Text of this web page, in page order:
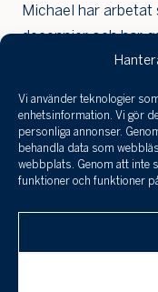
Vi använder teknologier
enhetsinformation. Vi gör
personliga annonser.
behandla data som
webbplats. Genom att inte
funktioner och funktioner
Michael har
decennier och har
000 bostäder. Han
rad tidningar, bland
av Sveriges
åren. Under 2024
dyraste villor –
(enligt
Michael förmedlar
exklusiva